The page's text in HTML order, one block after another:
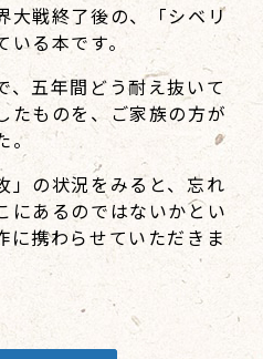
大戦終了後の、「シベリ
いる本です。
、五年間どう耐え抜いて
たものを、ご家族の方が
。
」の状況をみると、忘れ
にあるのではないかとい
に携わらせていただきま